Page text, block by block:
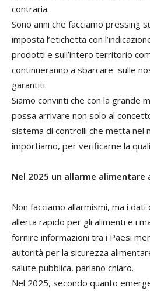
contraria.
Sono anni che facciamo pressing
imposta l’etichetta con
prodotti e sull’intero territorio
continueranno a sbarcare sulle
garantiti.
Siamo convinti che con la grande
possa arrivare non solo al
sistema di controlli che metta nel
importiamo, per verificarne la
Nel 2025 un allarme alimentare
Non facciamo allarmismi, ma i
allerta rapido per gli alimenti e i
fornire informazioni tra i Paesi
autorità per la sicurezza
salute pubblica, parlano chiaro.
Nel 2025, secondo quanto